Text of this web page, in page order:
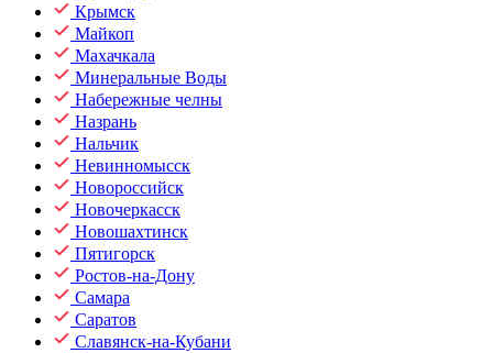
Крымск
Майкоп
Махачкала
Минеральные Воды
Набережные челны
Назрань
Нальчик
Невинномысск
Новороссийск
Новочеркасск
Новошахтинск
Пятигорск
Ростов-на-Дону
Самара
Саратов
Славянск-на-Кубани